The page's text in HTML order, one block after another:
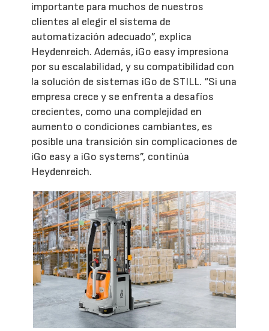
importante para muchos de nuestros
clientes al elegir el sistema de
automatización adecuado”, explica
Heydenreich. Además, iGo easy impresiona
por su escalabilidad, y su compatibilidad con
la solución de sistemas iGo de STILL. “Si una
empresa crece y se enfrenta a desafíos
crecientes, como una complejidad en
aumento o condiciones cambiantes, es
posible una transición sin complicaciones de
iGo easy a iGo systems”, continúa
Heydenreich.